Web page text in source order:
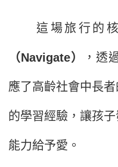
這場旅行的核
（Navigate） ，透
應了高齡社會中長者
的學習經驗，讓孩
能力給予愛。